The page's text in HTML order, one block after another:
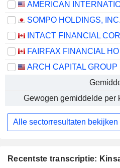
Recentste transcriptie:
SOMPO HOLDINGS, INC.
Gewogen gemiddelde per
Alle sectorresultaten bekijken